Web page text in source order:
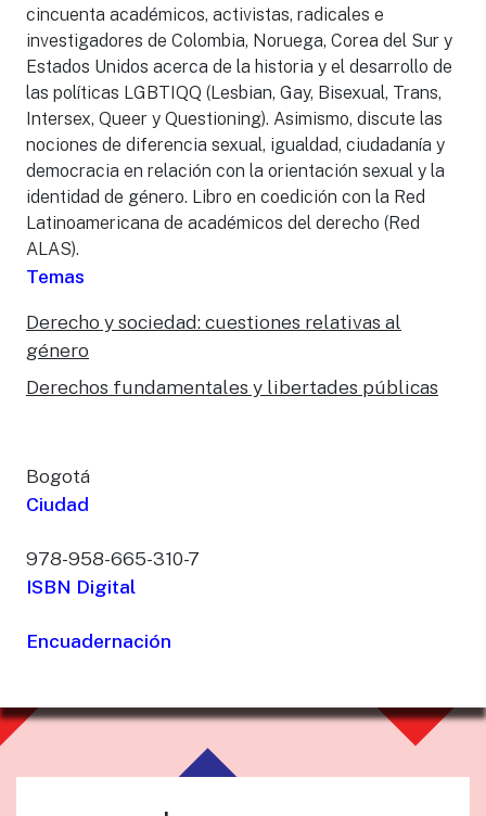
cincuenta académicos, activistas, radicales e
investigadores de Colombia, Noruega, Corea del Sur y
Estados Unidos acerca de la historia y el desarrollo de
las políticas LGBTIQQ (Lesbian, Gay, Bisexual, Trans,
Intersex, Queer y Questioning). Asimismo, discute las
nociones de diferencia sexual, igualdad, ciudadanía y
democracia en relación con la orientación sexual y la
identidad de género. Libro en coedición con la Red
Latinoamericana de académicos del derecho (Red
ALAS).
Temas
Derecho y sociedad: cuestiones relativas al
género
Derechos fundamentales y libertades públicas
Bogotá
Ciudad
978-958-665-310-7
ISBN Digital
Encuadernación